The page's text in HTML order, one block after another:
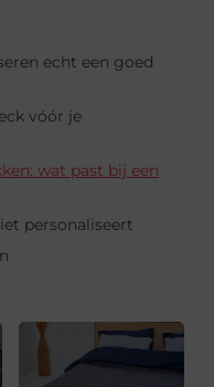
echt een goed
vóór je
wat past bij een
personaliseert